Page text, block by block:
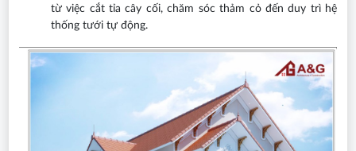
từ việc cắt tỉa cây cối, chăm sóc thảm cỏ đến duy trì hệ
thống tưới tự động.